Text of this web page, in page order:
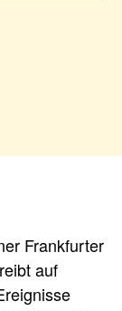
Frankfurter
auf